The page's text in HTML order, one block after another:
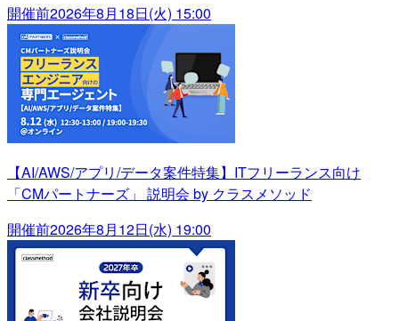
開催前2026年8月18日(火) 15:00
【AI/AWS/アプリ/データ案件特集】ITフリーランス向け
「CMパートナーズ」 説明会 by クラスメソッド
開催前2026年8月12日(水) 19:00